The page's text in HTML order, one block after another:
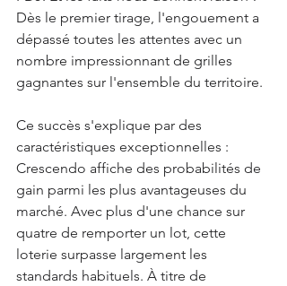
Dès le premier tirage, l'engouement a
dépassé toutes les attentes avec un
nombre impressionnant de grilles
gagnantes sur l'ensemble du territoire.
Ce succès s'explique par des
caractéristiques exceptionnelles :
Crescendo affiche des probabilités de
gain parmi les plus avantageuses du
marché. Avec plus d'une chance sur
quatre de remporter un lot, cette
loterie surpasse largement les
standards habituels. À titre de